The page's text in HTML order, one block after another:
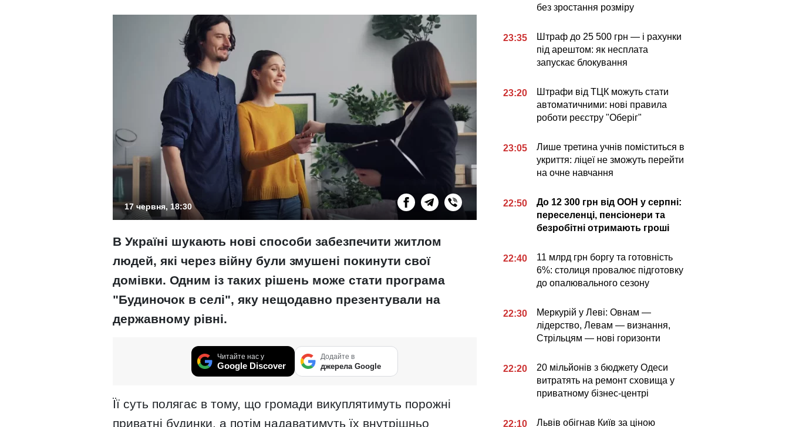
17 червня, 18:30
В Україні шукають нові способи забезпечити житлом
людей, які через війну були змушені покинути свої
домівки. Одним із таких рішень може стати програма
"Будиночок в селі", яку нещодавно презентували на
державному рівні.
Читайте нас у
Google Discover
Додайте в
джерела Google
Її суть полягає в тому, що громади викуплятимуть порожні
приватні будинки, а потім надаватимуть їх внутрішньо
без зростання розміру
23:35
Штраф до 25 500 грн — і рахунки
під арештом: як несплата
запускає блокування
23:20
Штрафи від ТЦК можуть стати
автоматичними: нові правила
роботи реєстру "Оберіг"
23:05
Лише третина учнів поміститься в
укриття: ліцеї не зможуть перейти
на очне навчання
22:50
До 12 300 грн від ООН у серпні:
переселенці, пенсіонери та
безробітні отримають гроші
22:40
11 млрд грн боргу та готовність
6%: столиця провалює підготовку
до опалювального сезону
22:30
Меркурій у Леві: Овнам —
лідерство, Левам — визнання,
Стрільцям — нові горизонти
22:20
20 мільйонів з бюджету Одеси
витратять на ремонт сховища у
приватному бізнес-центрі
22:10
Львів обігнав Київ за ціною